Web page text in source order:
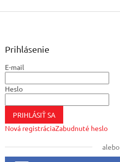
Prihlásenie
E-mail
Heslo
PRIHLÁSIŤ SA
Nová registráciaZabudnuté heslo
alebo